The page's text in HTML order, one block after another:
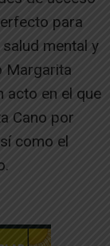
para
mental y
Margarita
acto en el que
Cano por
como el